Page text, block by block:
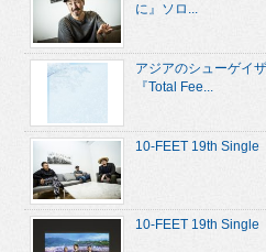
に』ソロ...
アジアのシューゲイ
『Total Fee...
10-FEET 19th Single
10-FEET 19th Single